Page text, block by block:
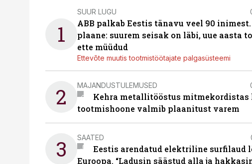
1
SUUR LUGU
ABB palkab Eestis tänavu veel 90
plaane: suurem seisak on läbi, uue aasta
ette müüdud
Ettevõte muutis tootmistöötajate palgasüsteemi
2 MAJANDUSTULEMUSED
Kehra metallitööstus mitmekordistas
tootmishoone valmib plaanitust varem
3 SAATED
Eestis arendatud elektriline surfilaud
Euroopa. “Ladusin säästud alla ja